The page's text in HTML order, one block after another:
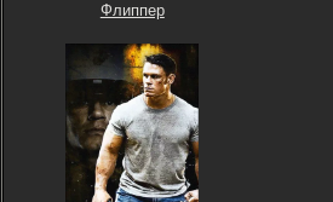
Флиппер